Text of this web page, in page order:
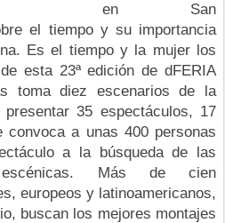
en San
el tiempo y su importancia
Es el tiempo y la mujer los
esta 23ª edición de dFERIA
toma diez escenarios de la
35 espectáculos, 17
a unas 400 personas
a la búsqueda de las
escénicas. Más de cien
europeos y latinoamericanos,
buscan los mejores montajes